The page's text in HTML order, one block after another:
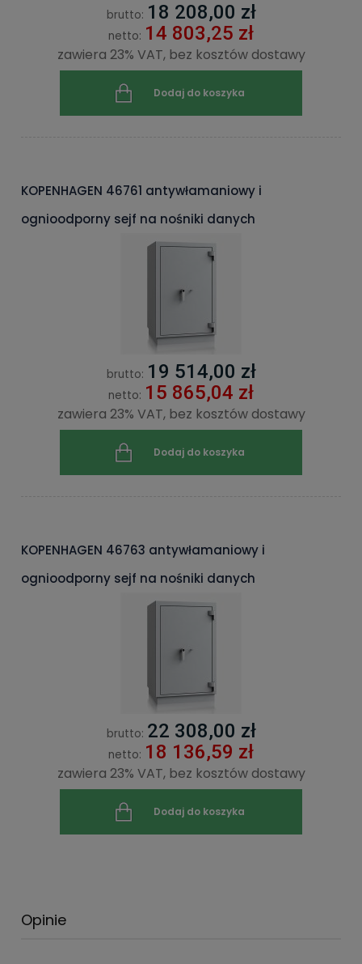
brutto: 18 208,00 zł
netto: 14 803,25 zł
zawiera 23% VAT, bez kosztów dostawy
Dodaj do koszyka
KOPENHAGEN 46761 antywłamaniowy i
ognioodporny sejf na nośniki danych
brutto: 19 514,00 zł
netto: 15 865,04 zł
zawiera 23% VAT, bez kosztów dostawy
Dodaj do koszyka
KOPENHAGEN 46763 antywłamaniowy i
ognioodporny sejf na nośniki danych
brutto: 22 308,00 zł
netto: 18 136,59 zł
zawiera 23% VAT, bez kosztów dostawy
Dodaj do koszyka
Opinie